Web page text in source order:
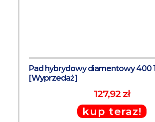
Pad hybrydowy diamentowy 400
[Wyprzedaż]
127,92 zł
kup teraz!